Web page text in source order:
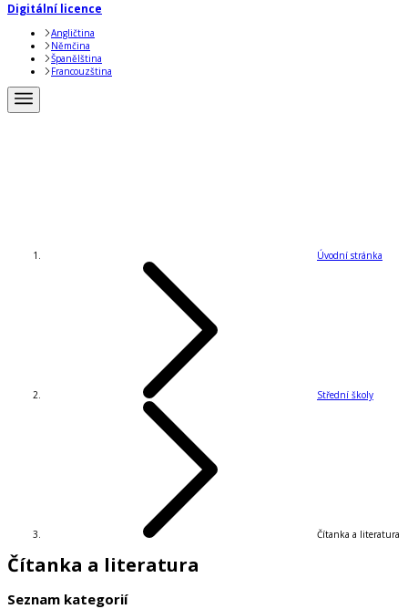
Digitální licence
Angličtina
Němčina
Španělština
Francouzština
Úvodní stránka
Střední školy
Čítanka a literatura
Čítanka a literatura
Seznam kategorií